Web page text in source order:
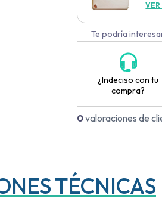
VER
Te podría
¿Indeciso con tu
compra?
0valoraciones de
TÉCNICAS